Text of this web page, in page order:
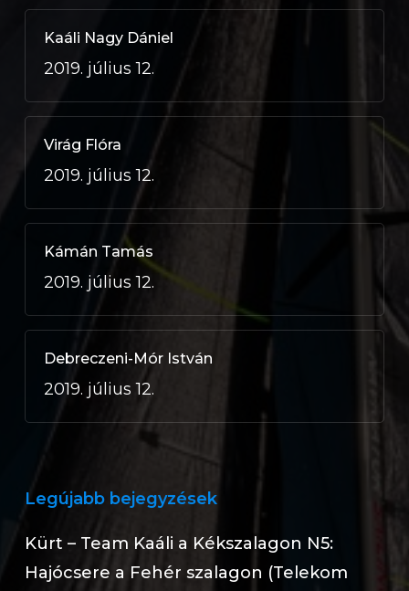
Kaáli Nagy Dániel
2019. július 12.
Virág Flóra
2019. július 12.
Kámán Tamás
2019. július 12.
Debreczeni-Mór István
2019. július 12.
Legújabb bejegyzések
Kürt – Team Kaáli a Kékszalagon N5:
Hajócsere a Fehér szalagon (Telekom